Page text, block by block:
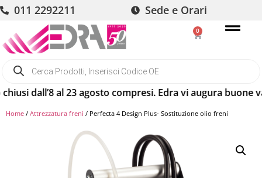
011 2292211 Sede e Orari
0
dall’8 al 23 agosto compresi. Edra vi augura buone
Home / Attrezzatura freni / Perfecta 4 Design Plus- Sostituzione olio freni